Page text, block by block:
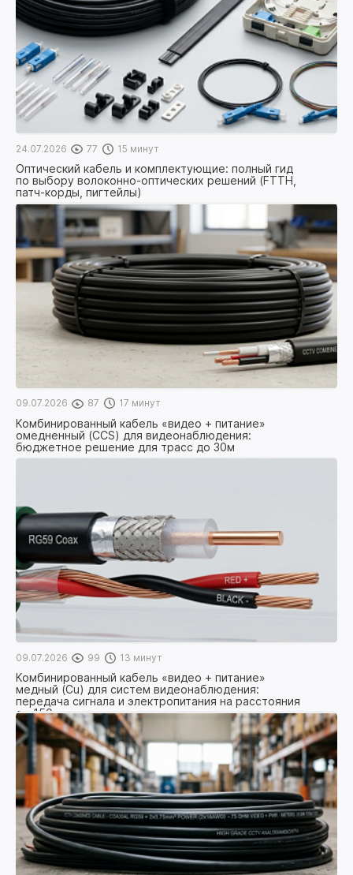
24.07.2026 77 15 минут
Оптический кабель и комплектующие: полный гид
по выбору волоконно-оптических решений (FTTH,
патч-корды, пигтейлы)
09.07.2026 87 17 минут
Комбинированный кабель «видео + питание»
омедненный (CCS) для видеонаблюдения:
бюджетное решение для трасс до 30м
09.07.2026 99 13 минут
Комбинированный кабель «видео + питание»
медный (Cu) для систем видеонаблюдения:
передача сигнала и электропитания на расстояния
до 150м